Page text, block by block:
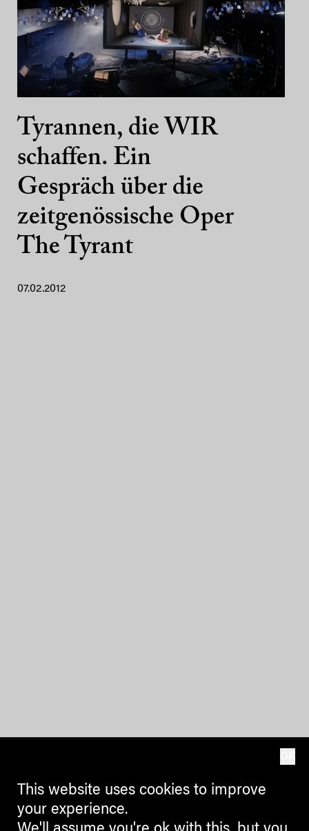
Tyrannen, die WIR
schaffen. Ein
Gespräch über die
zeitgenössische Oper
The Tyrant
07.02.2012
This website uses cookies to improve
your experience.